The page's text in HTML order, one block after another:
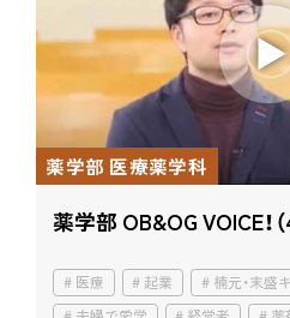
薬学部 医療薬学科
薬学部 OB&OG VOICE！（
医療 起業 楠元・末盛